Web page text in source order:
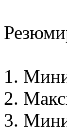
1.
2.
3.